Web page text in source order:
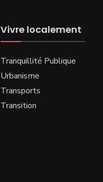
Vivre localement
Tranquillité Publique
Urbanisme
Transports
Transition